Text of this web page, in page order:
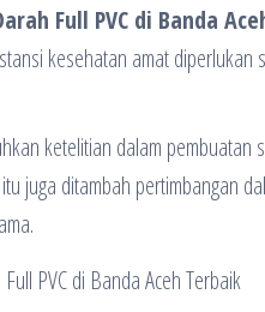
Full PVC di Banda
kesehatan amat
ketelitian dalam
juga ditambah pertimbangan